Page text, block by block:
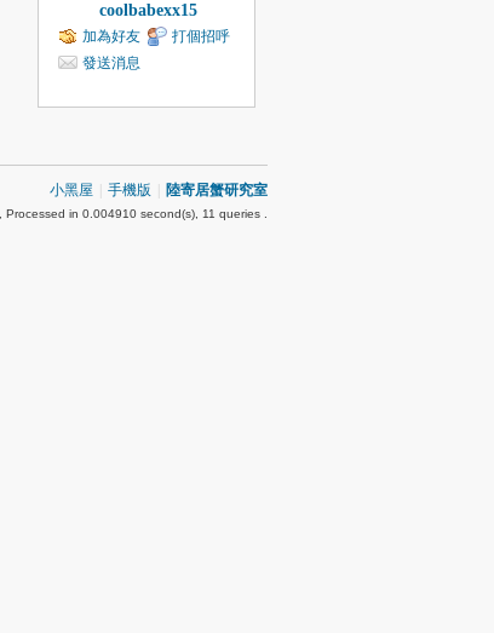
coolbabexx15
加為好友
打個招呼
發送消息
小黑屋 手機版 陸寄居蟹研究室
, Processed in 0.004910 second(s), 11 queries .